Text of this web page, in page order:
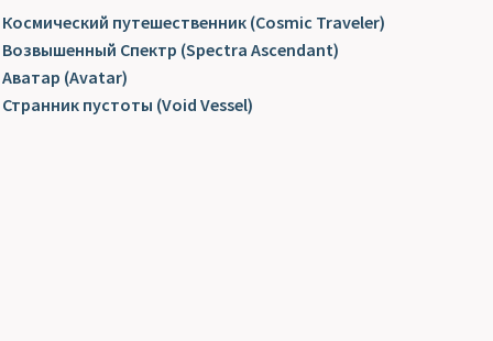
Космический путешественник (Cosmic Traveler)
Возвышенный Спектр (Spectra Ascendant)
Аватар (Avatar)
Странник пустоты (Void Vessel)